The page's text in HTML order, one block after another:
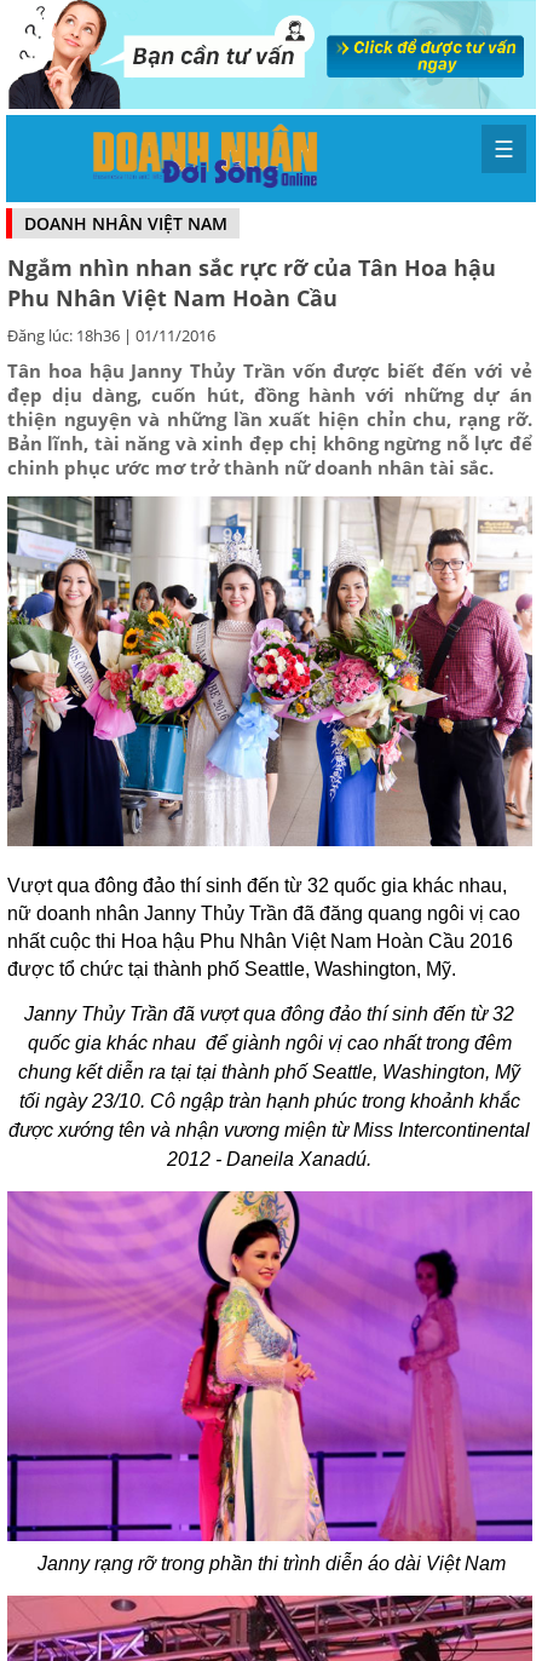
☰
DOANH NHÂN VIỆT NAM
Ngắm nhìn nhan sắc rực rỡ của Tân Hoa hậu
Phu Nhân Việt Nam Hoàn Cầu
Đăng lúc: 18h36 | 01/11/2016
Tân hoa hậu Janny Thủy Trần vốn được biết đến với vẻ
đẹp dịu dàng, cuốn hút, đồng hành với những dự án
thiện nguyện và những lần xuất hiện chỉn chu, rạng rỡ.
Bản lĩnh, tài năng và xinh đẹp chị không ngừng nỗ lực để
chinh phục ước mơ trở thành nữ doanh nhân tài sắc.
Vượt qua đông đảo thí sinh đến từ 32 quốc gia khác nhau,
nữ doanh nhân Janny Thủy Trần đã đăng quang ngôi vị cao
nhất cuộc thi Hoa hậu Phu Nhân Việt Nam Hoàn Cầu 2016
được tổ chức tại thành phố Seattle, Washington, Mỹ.
Janny Thủy Trần đã vượt qua đông đảo thí sinh đến từ 32
quốc gia khác nhau để giành ngôi vị cao nhất trong đêm
chung kết diễn ra tại tại thành phố Seattle, Washington, Mỹ
tối ngày 23/10. Cô ngập tràn hạnh phúc trong khoảnh khắc
được xướng tên và nhận vương miện từ Miss Intercontinental
2012 - Daneila Xanadú.
Janny rạng rỡ trong phần thi trình diễn áo dài Việt Nam